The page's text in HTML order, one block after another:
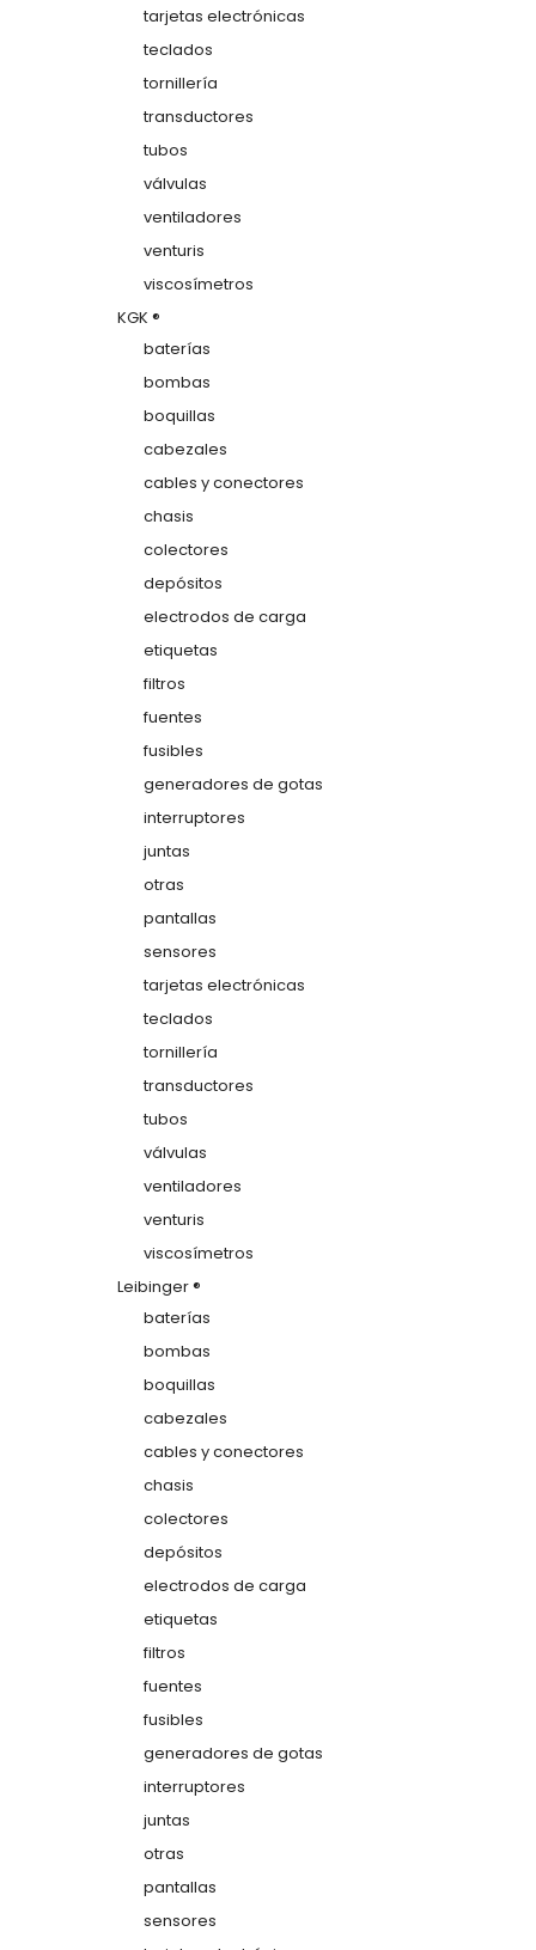
tarjetas electrónicas
teclados
tornillería
transductores
tubos
válvulas
ventiladores
venturis
viscosímetros
KGK ®
baterías
bombas
boquillas
cabezales
cables y conectores
chasis
colectores
depósitos
electrodos de carga
etiquetas
filtros
fuentes
fusibles
generadores de gotas
interruptores
juntas
otras
pantallas
sensores
tarjetas electrónicas
teclados
tornillería
transductores
tubos
válvulas
ventiladores
venturis
viscosímetros
Leibinger ®
baterías
bombas
boquillas
cabezales
cables y conectores
chasis
colectores
depósitos
electrodos de carga
etiquetas
filtros
fuentes
fusibles
generadores de gotas
interruptores
juntas
otras
pantallas
sensores